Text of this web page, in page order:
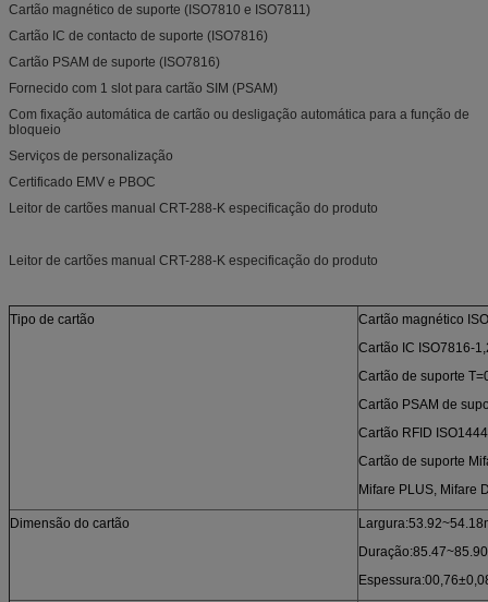
Cartão magnético de suporte (ISO7810 e ISO7811)
Cartão IC de contacto de suporte (ISO7816)
Cartão PSAM de suporte (ISO7816)
Fornecido com 1 slot para cartão SIM (PSAM)
Com fixação automática de cartão ou desligação automática para a função de
bloqueio
Serviços de personalização
Certificado EMV e PBOC
Leitor de cartões manual CRT-288-K especificação do produto
Leitor de cartões manual CRT-288-K especificação do produto
Tipo de cartão
Cartão magnético
Cartão IC ISO7816-
Cartão de suporte
Cartão PSAM de
Cartão RFID
Cartão de suporte
Mifare PLUS, Mifare
Dimensão do cartão